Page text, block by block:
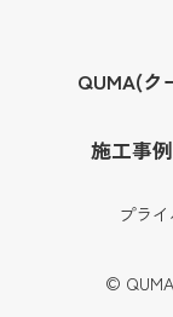
QUMA(ク
施工事例
プラ
©